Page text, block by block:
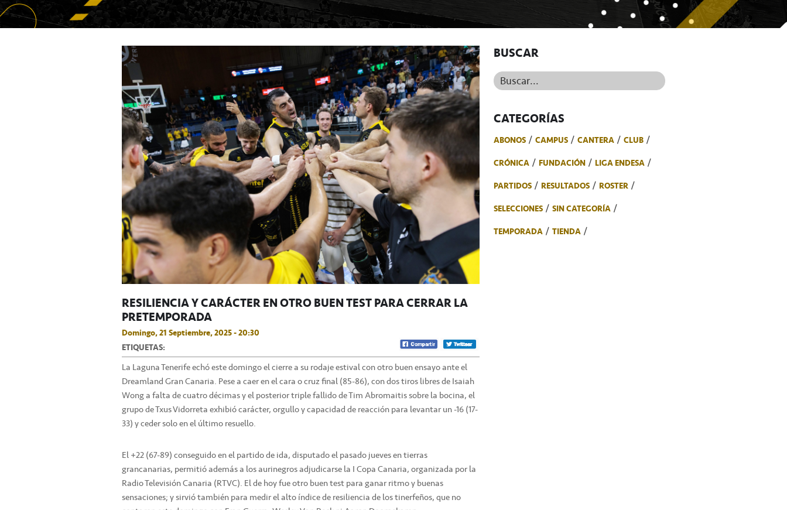
RESILIENCIA Y CARÁCTER EN OTRO BUEN TEST PARA CERRAR LA
PRETEMPORADA
Domingo, 21 Septiembre, 2025 - 20:30
ETIQUETAS:
La Laguna Tenerife echó este domingo el cierre a su rodaje estival con otro buen ensayo ante el
Dreamland Gran Canaria. Pese a caer en el cara o cruz final (85-86), con dos tiros libres de Isaiah
Wong a falta de cuatro décimas y el posterior triple fallido de Tim Abromaitis sobre la bocina, el
grupo de Txus Vidorreta exhibió carácter, orgullo y capacidad de reacción para levantar un -16 (17-
33) y ceder solo en el último resuello.
El +22 (67-89) conseguido en el partido de ida, disputado el pasado jueves en tierras
grancanarias, permitió además a los aurinegros adjudicarse la I Copa Canaria, organizada por la
Radio Televisión Canaria (RTVC). El de hoy fue otro buen test para ganar ritmo y buenas
sensaciones; y sirvió también para medir el alto índice de resiliencia de los tinerfeños, que no
BUSCAR
Buscar...
CATEGORÍAS
ABONOS CAMPUS CANTERA
CLUB
CRÓNICA
FUNDACIÓN
LIGA ENDESA
PARTIDOS
RESULTADOS
ROSTER
SELECCIONES
SIN CATEGORÍA
TEMPORADA
TIENDA